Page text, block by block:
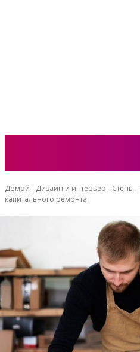
Домой Дизайн и интерьер Стены
капитального ремонта